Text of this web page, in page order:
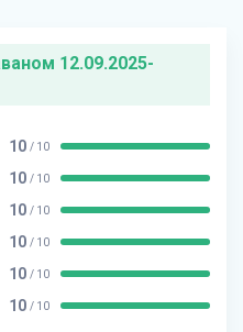
12.09.2025-
10 / 10
10 / 10
10 / 10
10 / 10
10 / 10
10 / 10